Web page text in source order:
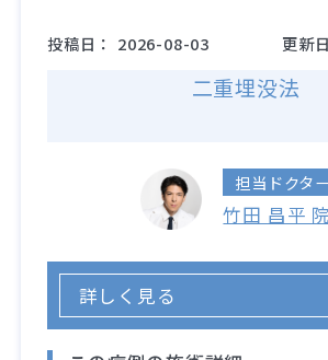
投稿日： 2026-08-03 更新
二重埋没法
担当ドクター
竹田 昌平
詳しく見る